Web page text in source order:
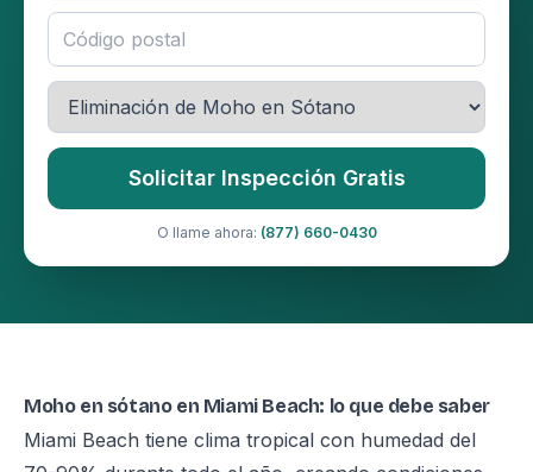
Solicitar Inspección Gratis
O llame ahora: (877) 660-0430
Moho en sótano en Miami Beach: lo que debe saber
Miami Beach tiene clima tropical con humedad del